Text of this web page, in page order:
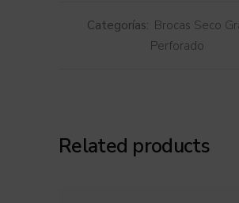
Categorías: Brocas Seco
Perforado
Related products